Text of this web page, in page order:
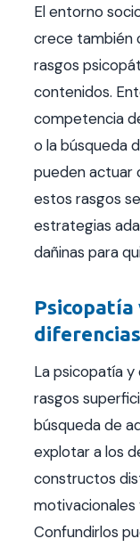
El entorno
crece también
rasgos
contenidos.
competencia
o la búsqueda
pueden actuar
estos rasgos
estrategias
dañinas para
Psicopatía
La psicopatía
rasgos
búsqueda de
explotar a los
constructos
motivacionales
Confundirlos